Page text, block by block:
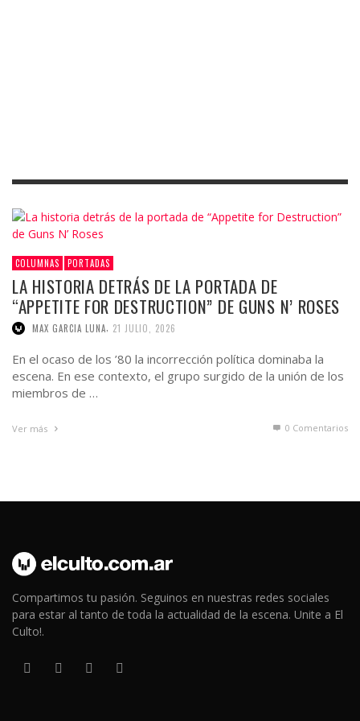
COLUMNAS PORTADAS
LA HISTORIA DETRÁS DE LA PORTADA DE
“APPETITE FOR DESTRUCTION” DE GUNS N’ ROSES
MAX GARCIA LUNA 21 JULIO, 2026
En el ocaso de los ’80 la incorrección política dominaba la
escena. En ese contexto, el grupo surgido de la unión de los
miembros de …
Ver más 0 Comentarios
Compartimos tu pasión. Seguinos en nuestras redes sociales
para estar al tanto de toda la actualidad de la escena. Unite a El
Culto!.